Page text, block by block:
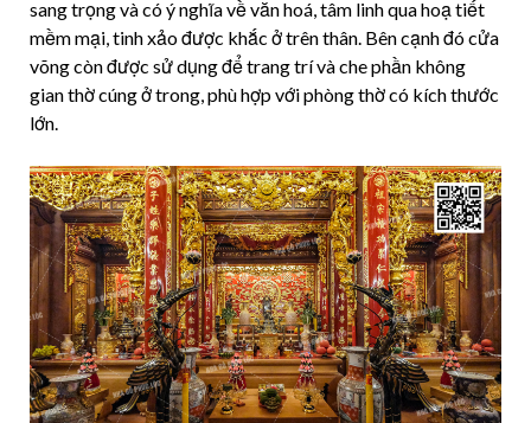
sang trọng và có ý nghĩa về văn hoá, tâm linh qua hoạ tiết
mềm mại, tinh xảo được khắc ở trên thân. Bên cạnh đó cửa
võng còn được sử dụng để trang trí và che phần không
gian thờ cúng ở trong, phù hợp với phòng thờ có kích thước
lớn.